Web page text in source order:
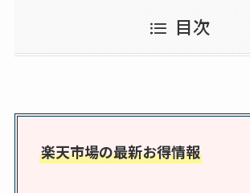
てる？ド
トなど
アクア
こ？楽
目次
楽天市場の最新お得情報